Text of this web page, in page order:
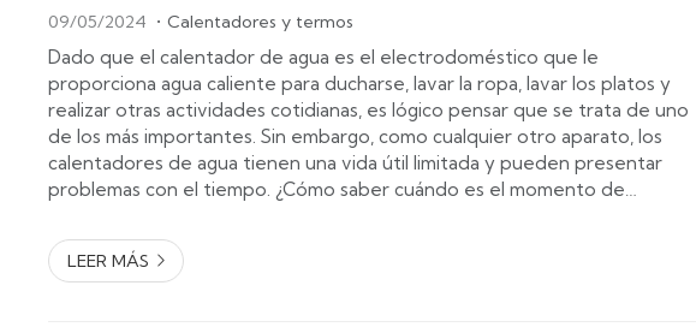
09/05/2024 Calentadores y termos
Dado que el calentador de agua es el electrodoméstico que le
proporciona agua caliente para ducharse, lavar la ropa, lavar los platos y
realizar otras actividades cotidianas, es lógico pensar que se trata de uno
de los más importantes. Sin embargo, como cualquier otro aparato, los
calentadores de agua tienen una vida útil limitada y pueden presentar
problemas con el tiempo. ¿Cómo saber cuándo es el momento de
instalación, mantenimiento ...
LEER MÁS